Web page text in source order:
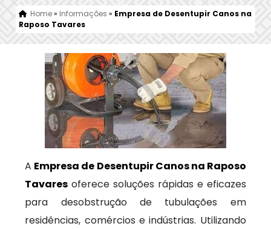
Home» Informações » Empresa de Desentupir Canos na
Raposo Tavares
A Empresa de Desentupir Canos na Raposo
Tavares oferece soluções rápidas e eficazes
para desobstrução de tubulações em
residências, comércios e indústrias. Utilizando